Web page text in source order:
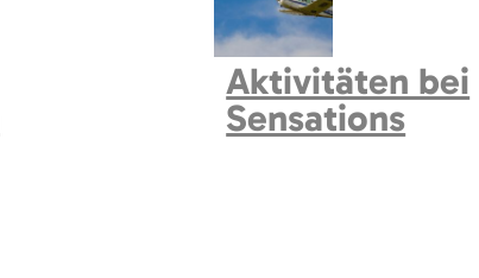
Aktivitäten bei
Sensations